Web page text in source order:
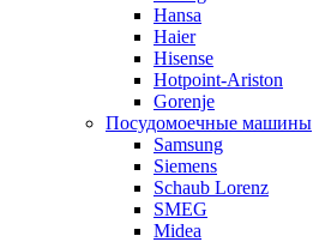
Hansa
Haier
Hisense
Hotpoint-Ariston
Gorenje
Посудомоечные машины
Samsung
Siemens
Schaub Lorenz
SMEG
Midea